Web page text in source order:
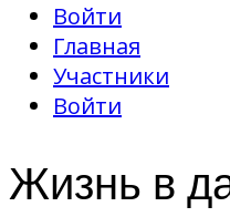
Войти
Главная
Участники
Войти
Жизнь в